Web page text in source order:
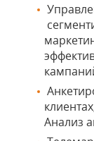
Анализ